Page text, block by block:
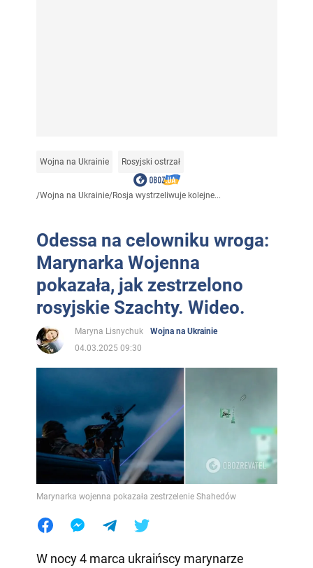
Wojna na Ukrainie Rosyjski ostrzał
/Wojna na Ukrainie/Rosja wystrzeliwuje kolejne...
Odessa na celowniku wroga:
Marynarka Wojenna
pokazała, jak zestrzelono
rosyjskie Szachty. Wideo.
Maryna Lisnychuk
Wojna na Ukrainie
04.03.2025 09:30
Marynarka wojenna pokazała zestrzelenie Shahedów
W nocy 4 marca ukraińscy marynarze